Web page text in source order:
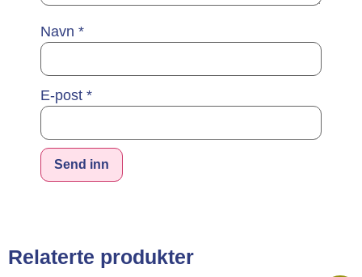
Navn *
E-post *
Relaterte produkter